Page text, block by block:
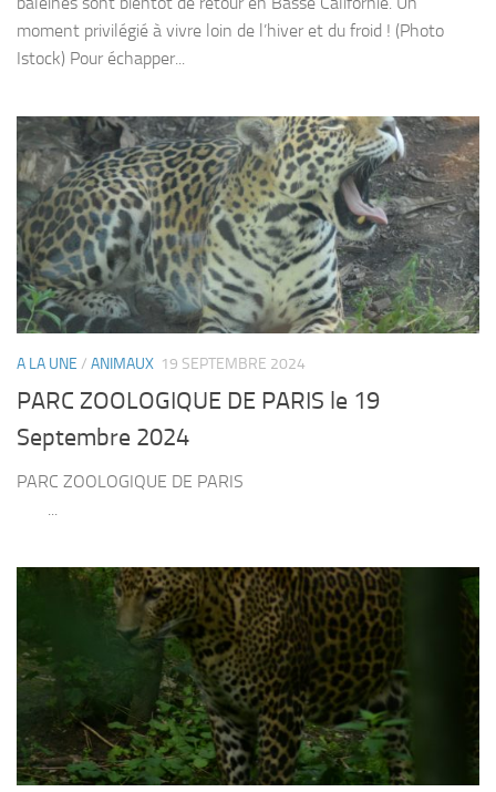
moment privilégié à vivre loin de l’hiver et du froid ! (Photo
Istock) Pour échapper...
A LA UNE / ANIMAUX 19 SEPTEMBRE 2024
PARC ZOOLOGIQUE DE PARIS le 19
Septembre 2024
PARC ZOOLOGIQUE DE PARIS